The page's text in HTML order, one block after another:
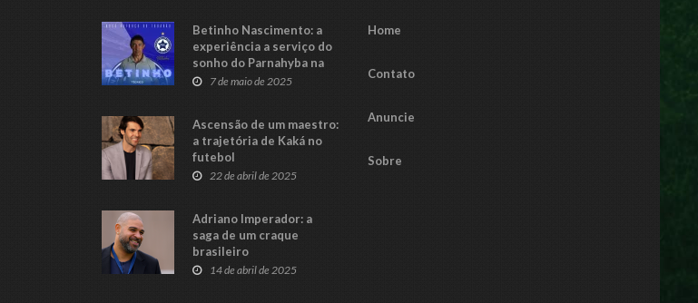
Betinho Nascimento: a
experiência a serviço do
sonho do Parnahyba na
Série C
7 de maio de 2025
Ascensão de um maestro:
a trajetória de Kaká no
futebol
22 de abril de 2025
Adriano Imperador: a
saga de um craque
brasileiro
14 de abril de 2025
Home
Contato
Anuncie
Sobre